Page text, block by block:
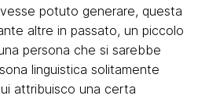
potuto generare, questa
altre in passato, un piccolo
persona che si sarebbe
linguistica solitamente
attribuisco una certa